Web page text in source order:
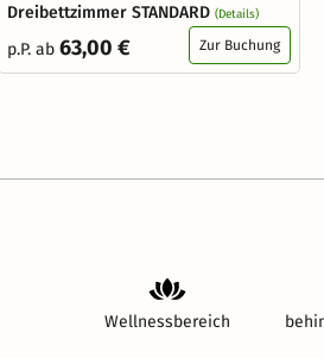
Dreibettzimmer STANDARD (Details)
p.P. ab 63,00 € Zur Buchung
Wellnessbereich